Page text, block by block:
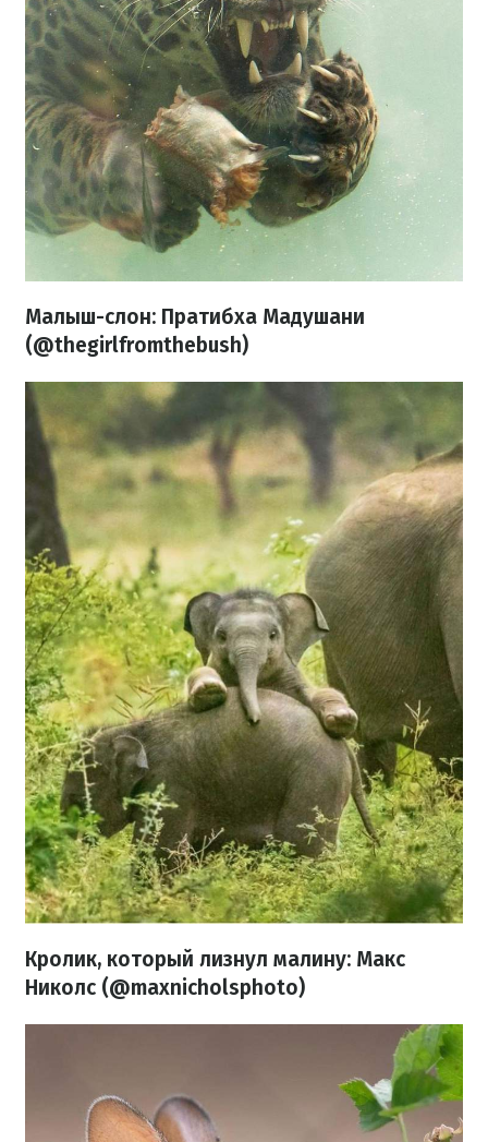
Малыш-слон: Пратибха Мадушани
(@thegirlfromthebush)
Кролик, который лизнул малину: Макс
Николс (@maxnicholsphoto)